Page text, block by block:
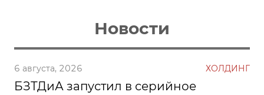
Новости
6 августа, 2026 ХОЛДИНГ
БЗТДиА запустил в серийное